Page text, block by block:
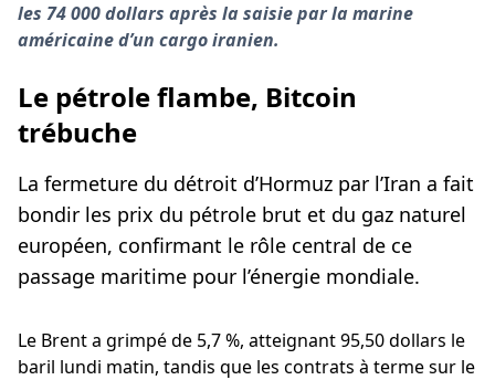
les 74 000 dollars après la saisie par la marine
américaine d’un cargo iranien.
Le pétrole flambe, Bitcoin
trébuche
La fermeture du détroit d’Hormuz par l’Iran a fait
bondir les prix du pétrole brut et du gaz naturel
européen, confirmant le rôle central de ce
passage maritime pour l’énergie mondiale.
Le Brent a grimpé de 5,7 %, atteignant 95,50 dollars le
baril lundi matin, tandis que les contrats à terme sur le